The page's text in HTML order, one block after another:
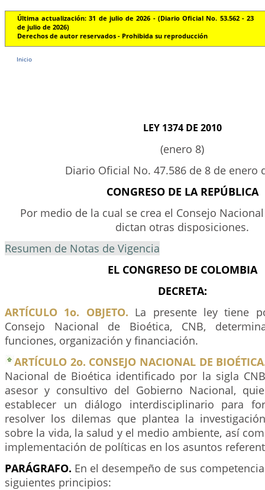
Última actualización: 31 de julio de 2026 - (Diario Oficial No. 53.562 - 23
de julio de 2026)
Derechos de autor reservados - Prohibida su reproducción
Inicio
LEY 1374 DE 2010
(enero 8)
Diario Oficial No. 47.586 de 8 de enero
CONGRESO DE LA REPÚBLICA
Por medio de la cual se crea el Consejo
dictan otras disposiciones.
Resumen de Notas de Vigencia
EL CONGRESO DE COLOMBIA
DECRETA:
ARTÍCULO 1o. OBJETO. La presente ley tiene
Consejo Nacional de Bioética, CNB,
funciones, organización y financiación.
ARTÍCULO 2o. CONSEJO NACIONAL DE
Nacional de Bioética identificado por la sigla
asesor y consultivo del Gobierno Nacional,
establecer un diálogo interdisciplinario para
resolver los dilemas que plantea la
sobre la vida, la salud y el medio ambiente, así
implementación de políticas en los asuntos
PARÁGRAFO. En el desempeño de sus
siguientes principios: